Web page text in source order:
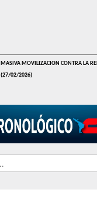
MASIVA MOVILIZACION CONTRA LA
(27/02/2026)